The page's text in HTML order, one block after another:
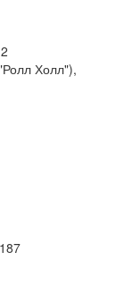
Холл"),